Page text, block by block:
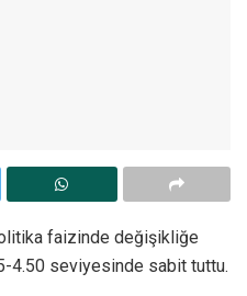
faizinde değişikliğe
4.50 seviyesinde sabit tuttu.